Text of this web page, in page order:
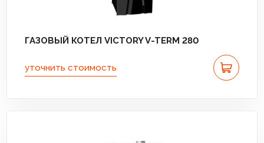
ГАЗОВЫЙ КОТЕЛ VICTORY V-TERM 280
уточнить стоимость